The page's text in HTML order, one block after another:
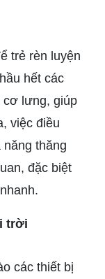
trẻ rèn luyện
hết các
cơ lưng, giúp
việc điều
thăng
đặc biệt
trời
các thiết bị